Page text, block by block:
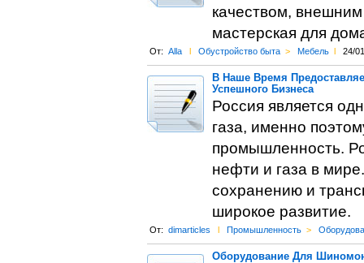
качеством,
мастерская для
От: Alla l Обустройство быта > Мебель l 24/
В Наше Время
Успешного Бизнеса
Россия является
газа, именно
промышленность.
нефти и газа в
сохранению и
широкое развитие.
От: dimarticles l Промышленность >
Оборудование Для